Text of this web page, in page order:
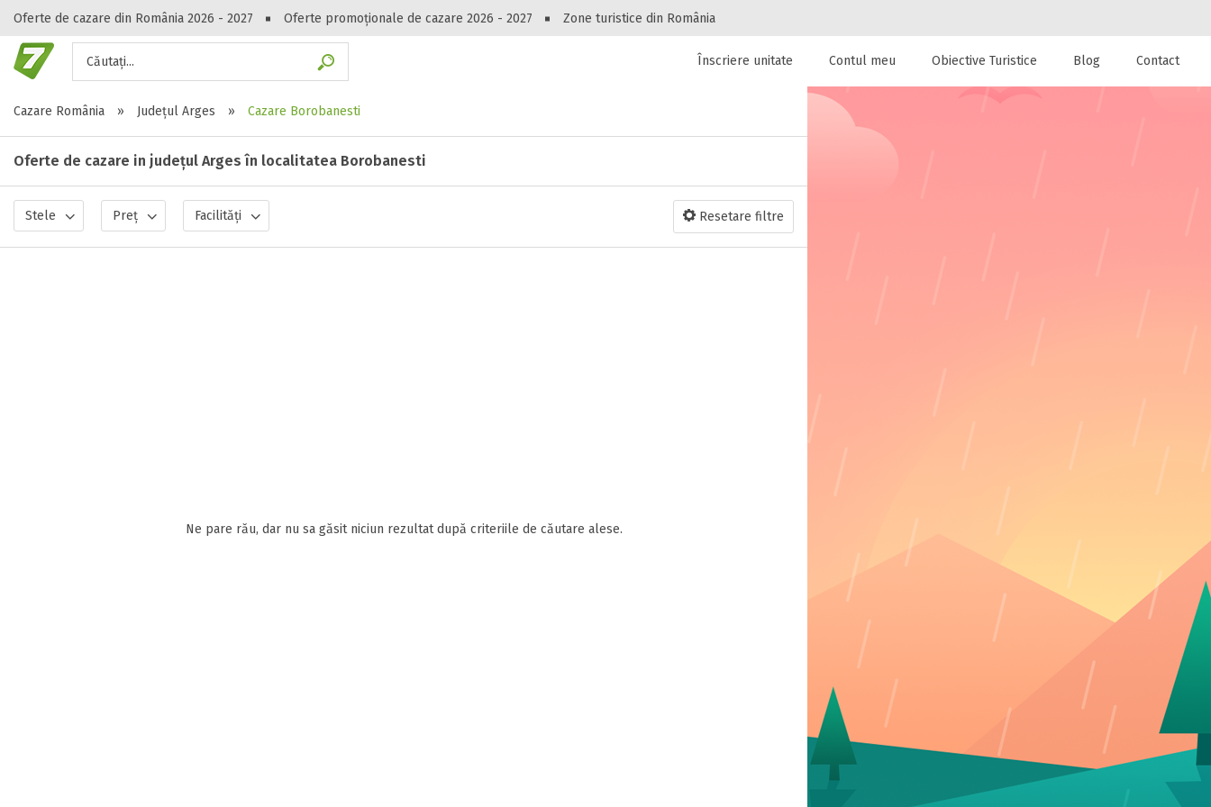
Oferte de cazare din România 2026 - 2027 Oferte promoționale de cazare 2026 - 2027 Zone turistice din România
Căutați...
Peste 10549 oferte de cazare!
Gasești hoteluri, pensiuni, vile, apartamente sau alte unitați de cazare la
Înscriere unitate Contul meu Obiective Turistice Blog Contact
Cazare România
» Județul Arges » Cazare Borobanesti
Oferte de cazare in județul Arges în localitatea Borobanesti
Stele Preț Facilități Resetare filtre
Ne pare rău, dar nu sa găsit niciun rezultat după criteriile de căutare alese.